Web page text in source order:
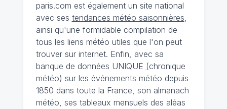
paris.com est également un site national
avec ses tendances météo saisonnières,
ainsi qu'une formidable compilation de
tous les liens météo utiles que l'on peut
trouver sur internet. Enfin, avec sa
banque de données UNIQUE (chronique
météo) sur les événements météo depuis
1850 dans toute la France, son almanach
météo, ses tableaux mensuels des aléas